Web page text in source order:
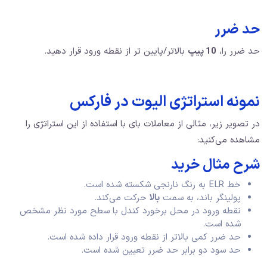
حد ضرر
حد ضرر را، 10 پیپ بالاتر/پایین تر از نقطه ورود قرار دهید.
نمونه استراتژی الیوت در فارکس
در تصویر زیر، مثالی از معاملات بای با استفاده از این استراتژی را
مشاهده می‌کنید:
شرح مثال خرید
خط ELR به رنگ نارنجی شکسته شده است.
پولینگر باند، به سمت بالا حرکت می‌کند.
نقطه ورود در محل برخورد کندل با سطح مورد نظر مشخص
شده است.
حد ضرر کمی بالاتر از نقطه ورود قرار داده شده است.
حد سود دو برابر حد ضرر تعیین شده است.